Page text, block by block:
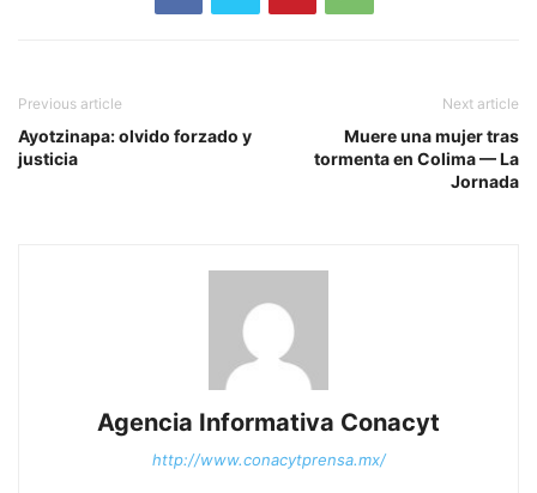
Previous article
Ayotzinapa: olvido forzado y
justicia
Next article
Muere una mujer tras
tormenta en Colima — La
Jornada
Agencia Informativa Conacyt
http://www.conacytprensa.mx/